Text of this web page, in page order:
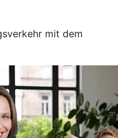
mit dem